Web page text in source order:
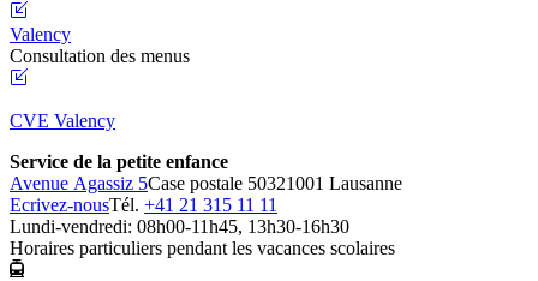
Valency
Consultation des menus
CVE Valency
Service de la petite enfance
Avenue Agassiz 5Case postale 50321001 Lausanne
Ecrivez-nousTél. +41 21 315 11 11
Lundi-vendredi: 08h00-11h45, 13h30-16h30
Horaires particuliers pendant les vacances scolaires